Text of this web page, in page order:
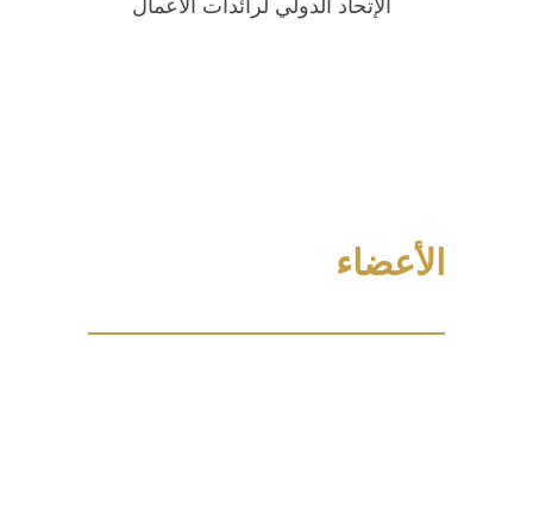
الإتحاد الدولي لرائدات الأعمال
الأعضاء